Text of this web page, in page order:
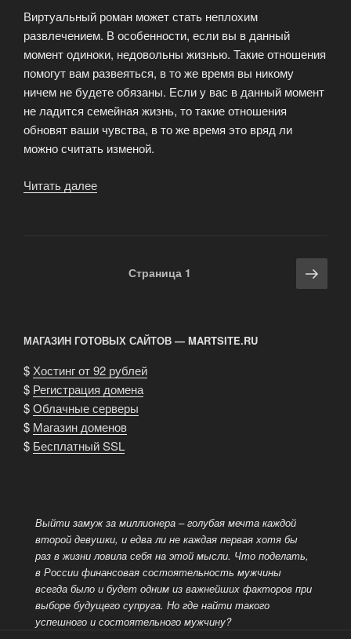
Виртуальный роман может стать неплохим
развлечением. В особенности, если вы в данный
момент одиноки, недовольны жизнью. Такие отношения
помогут вам развеяться, в то же время вы никому
ничем не будете обязаны. Если у вас в данный момент
не ладится семейная жизнь, то такие отношения
обновят ваши чувства, в то же время это вряд ли
можно считать изменой.
Читать далее
Страница 1
МАГАЗИН ГОТОВЫХ САЙТОВ — MARTSITE.RU
$ Хостинг от 92 рублей
$ Регистрация домена
$Облачные серверы
$ Магазин доменов
$ Бесплатный SSL
Выйти замуж за миллионера – голубая мечта каждой
второй девушки, и едва ли не каждая первая хотя бы
раз в жизни ловила себя на этой мысли. Что поделать,
в России финансовая состоятельность мужчины
всегда было и будет одним из важнейших факторов при
выборе будущего супруга. Но где найти такого
успешного и состоятельного мужчину?